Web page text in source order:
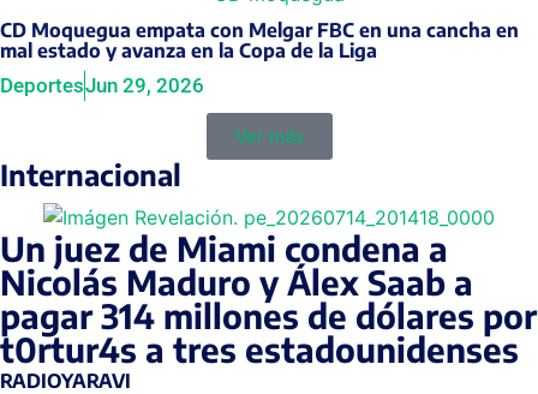
CD Moquegua empata con Melgar FBC en una cancha en
mal estado y avanza en la Copa de la Liga
DeportesJun 29, 2026
Ver más
Internacional
Un juez de Miami condena a
Nicolás Maduro y Álex Saab a
pagar 314 millones de dólares por
t0rtur4s a tres estadounidenses
RADIOYARAVI